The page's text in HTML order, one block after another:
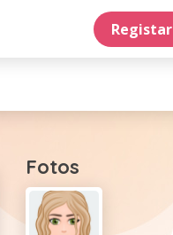
Registar
Fotos